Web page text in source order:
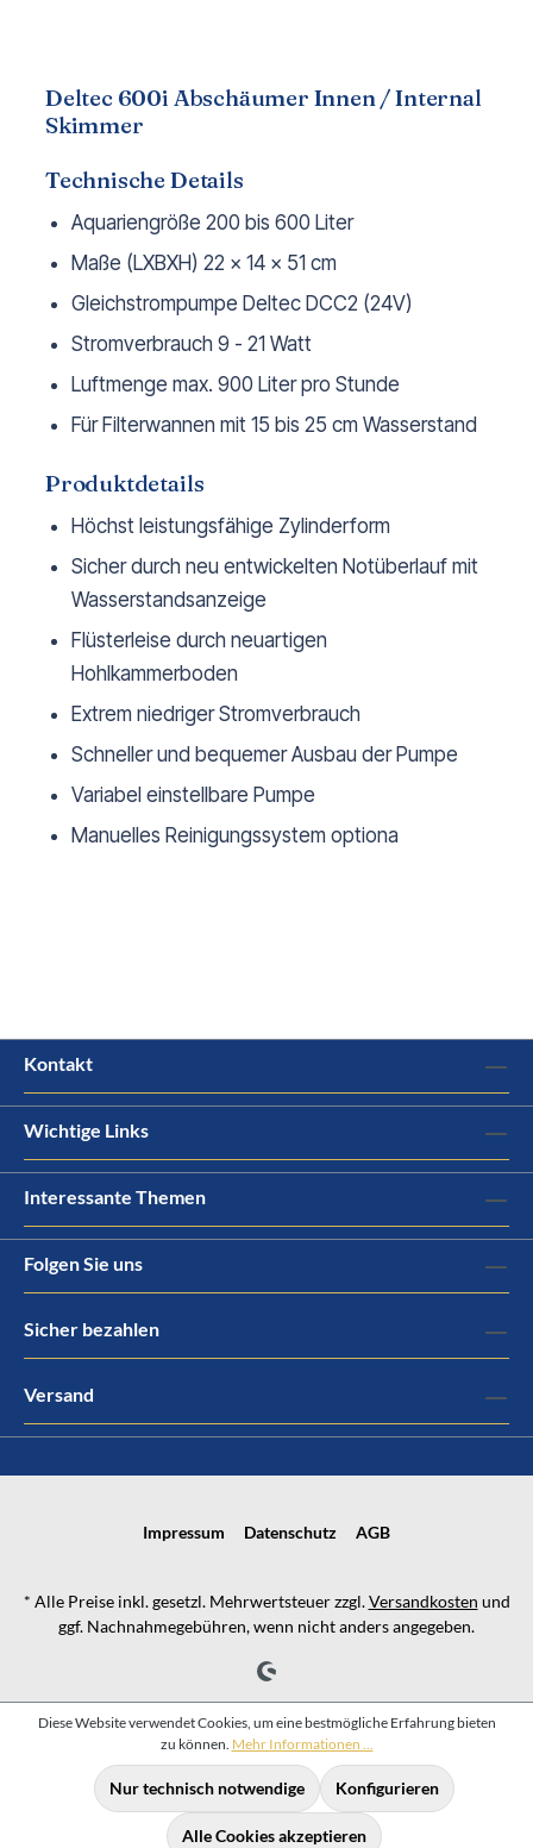
Deltec 600i Abschäumer Innen / Internal
Skimmer
Technische Details
Aquariengröße 200 bis 600 Liter
Maße (LXBXH) 22 x 14 x 51 cm
Gleichstrompumpe Deltec DCC2 (24V)
Stromverbrauch 9 - 21 Watt
Luftmenge max. 900 Liter pro Stunde
Für Filterwannen mit 15 bis 25 cm Wasserstand
Produktdetails
Höchst leistungsfähige Zylinderform
Sicher durch neu entwickelten Notüberlauf mit
Wasserstandsanzeige
Flüsterleise durch neuartigen
Hohlkammerboden
Extrem niedriger Stromverbrauch
Schneller und bequemer Ausbau der Pumpe
Variabel einstellbare Pumpe
Manuelles Reinigungssystem optiona
Kontakt
Wichtige Links
Interessante Themen
Folgen Sie uns
Sicher bezahlen
Versand
Impressum Datenschutz AGB
* Alle Preise inkl. gesetzl. Mehrwertsteuer zzgl.Versandkosten und
ggf. Nachnahmegebühren, wenn nicht anders angegeben.
Diese Website verwendet Cookies, um eine bestmögliche Erfahrung bieten
zu können. Mehr Informationen ...
Nur technisch notwendige Konfigurieren
Alle Cookies akzeptieren